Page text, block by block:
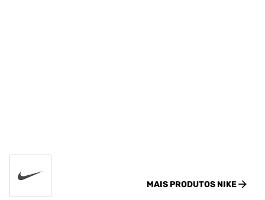
MAIS PRODUTOS NIKE